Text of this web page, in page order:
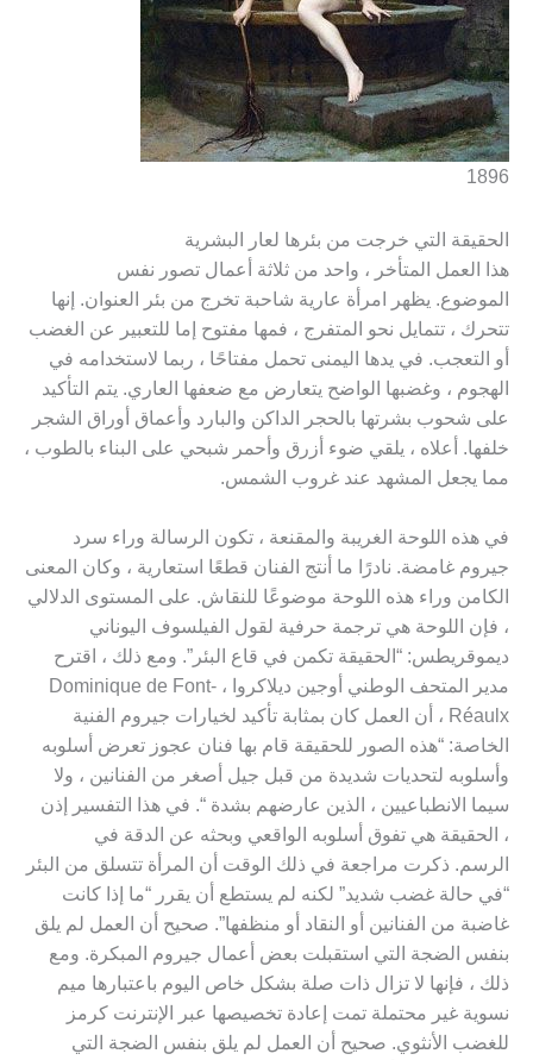
1896
الحقيقة التي خرجت من بئرها لعار البشرية
هذا العمل المتأخر ، واحد من ثلاثة أعمال تصور نفس
الموضوع. يظهر امرأة عارية شاحبة تخرج من بئر العنوان. إنها
تتحرك ، تتمايل نحو المتفرج ، فمها مفتوح إما للتعبير عن الغضب
أو التعجب. في يدها اليمنى تحمل مفتاحًا ، ربما لاستخدامه في
الهجوم ، وغضبها الواضح يتعارض مع ضعفها العاري. يتم التأكيد
على شحوب بشرتها بالحجر الداكن والبارد وأعماق أوراق الشجر
خلفها. أعلاه ، يلقي ضوء أزرق وأحمر شبحي على البناء بالطوب ،
مما يجعل المشهد عند غروب الشمس.
في هذه اللوحة الغريبة والمقنعة ، تكون الرسالة وراء سرد
جيروم غامضة. نادرًا ما أنتج الفنان قطعًا استعارية ، وكان المعنى
الكامن وراء هذه اللوحة موضوعًا للنقاش. على المستوى الدلالي
، فإن اللوحة هي ترجمة حرفية لقول الفيلسوف اليوناني
ديموقريطس: “الحقيقة تكمن في قاع البئر”. ومع ذلك ، اقترح
مدير المتحف الوطني أوجين ديلاكروا ، Dominique de Font-
Réaulx ، أن العمل كان بمثابة تأكيد لخيارات جيروم الفنية
الخاصة: “هذه الصور للحقيقة قام بها فنان عجوز تعرض أسلوبه
وأسلوبه لتحديات شديدة من قبل جيل أصغر من الفنانين ، ولا
سيما الانطباعيين ، الذين عارضهم بشدة “. في هذا التفسير إذن
، الحقيقة هي تفوق أسلوبه الواقعي وبحثه عن الدقة في
الرسم. ذكرت مراجعة في ذلك الوقت أن المرأة تتسلق من البئر
“في حالة غضب شديد” لكنه لم يستطع أن يقرر “ما إذا كانت
غاضبة من الفنانين أو النقاد أو منظفها”. صحيح أن العمل لم يلق
بنفس الضجة التي استقبلت بعض أعمال جيروم المبكرة. ومع
ذلك ، فإنها لا تزال ذات صلة بشكل خاص اليوم باعتبارها ميم
نسوية غير محتملة تمت إعادة تخصيصها عبر الإنترنت كرمز
للغضب الأنثوي. صحيح أن العمل لم يلق بنفس الضجة التي